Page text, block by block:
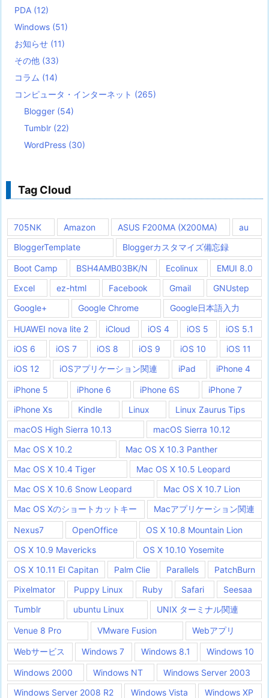
PDA (12)
Windows (51)
お知らせ (11)
その他 (33)
コラム (14)
コンピュータ・インターネット (265)
Blogger (54)
Tumblr (22)
WordPress (30)
Tag Cloud
705NK Amazon ASUS F200MA (X200MA)
au
BloggerTemplate
Bloggerカスタマイズ備忘録
Boot Camp BSH4AMB03BK/N Ecolinux
EMUI 8.0
Excel
ez-html Facebook Gmail
GNUstep
Google+
Google Chrome Google日本語入力
HUAWEI nova lite 2 iCloud iOS 4 iOS 5
iOS 5.1
iOS 6
iOS 7 iOS 8 iOS 9 iOS 10
iOS 11
iOS 12
iOSアプリケーション関連 iPad iPhone 4
iPhone 5 iPhone 6 iPhone 6S
iPhone 7
iPhone Xs
Kindle Linux
Linux Zaurus Tips
macOS High Sierra 10.13
macOS Sierra 10.12
Mac OS X 10.2
Mac OS X 10.3 Panther
Mac OS X 10.4 Tiger
Mac OS X 10.5 Leopard
Mac OS X 10.6 Snow Leopard
Mac OS X 10.7 Lion
Mac OS Xのショートカットキー
Macアプリケーション関連
Nexus7 OpenOffice
OS X 10.8 Mountain Lion
OS X 10.9 Mavericks
OS X 10.10 Yosemite
OS X 10.11 EI Capitan
Palm Clie Parallels
PatchBurn
Pixelmator
Puppy Linux Ruby Safari
Seesaa
Tumblr
ubuntu Linux UNIX ターミナル関連
Venue 8 Pro VMware Fusion Webアプリ
Webサービス Windows 7 Windows 8.1 Windows 10
Windows 2000 Windows NT
Windows Server 2003
Windows Server 2008 R2
Windows Vista
Windows XP